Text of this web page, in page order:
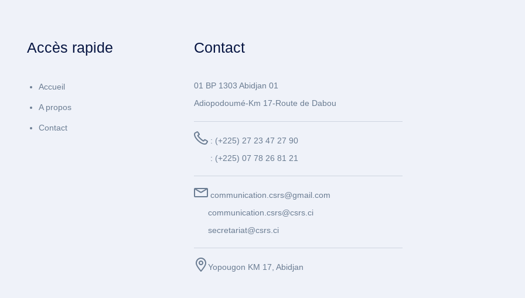
Accès rapide
Accueil
A propos
Contact
Contact
01 BP 1303 Abidjan 01
Adiopodoumé-Km 17-Route de Dabou
: (+225) 27 23 47 27 90
: (+225) 07 78 26 81 21
communication.csrs@gmail.com
communication.csrs@csrs.ci
secretariat@csrs.ci
Yopougon KM 17, Abidjan